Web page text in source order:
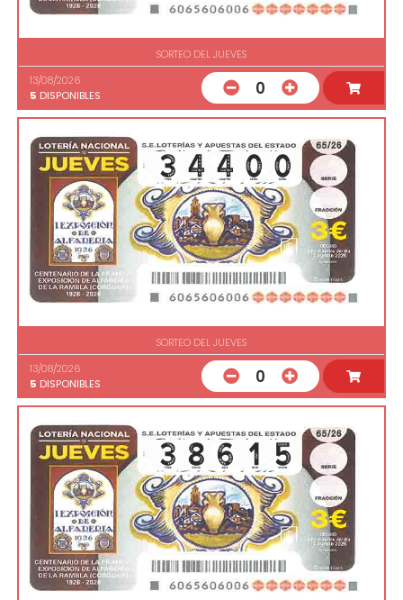
SORTEO DEL JUEVES
13/08/2026
5 DISPONIBLES 0
SORTEO DEL JUEVES
13/08/2026
5 DISPONIBLES 0